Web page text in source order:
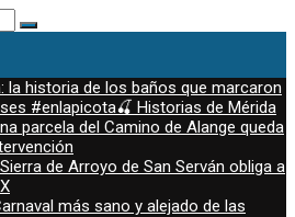
la historia de los baños que marcaron
#enlapicota🍒 Historias de Mérida
parcela del Camino de Alange queda
de Arroyo de San Serván obliga a
más sano y alejado de las